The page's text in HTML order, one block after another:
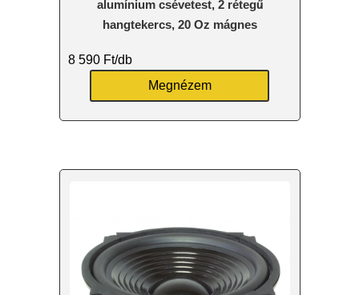
alumínium csévetest, 2 rétegű
hangtekercs, 20 Oz mágnes
8 590 Ft/db
Megnézem